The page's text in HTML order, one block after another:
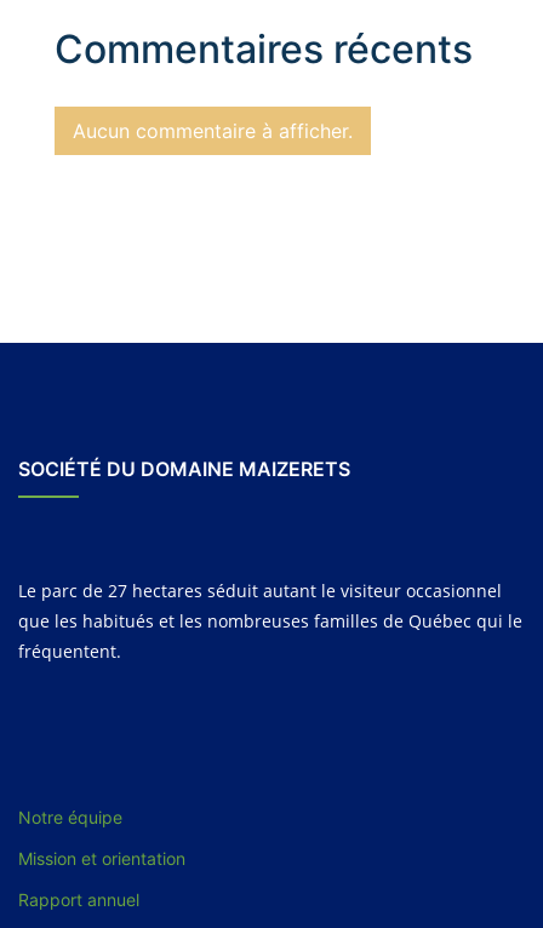
Commentaires récents
Aucun commentaire à afficher.
SOCIÉTÉ DU DOMAINE MAIZERETS
Le parc de 27 hectares séduit autant le visiteur occasionnel
que les habitués et les nombreuses familles de Québec qui le
fréquentent.
Notre équipe
Mission et orientation
Rapport annuel